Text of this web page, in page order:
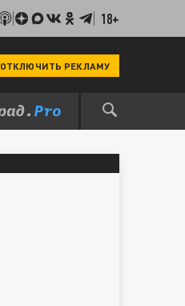
18+
ОТКЛЮЧИТЬ РЕКЛАМУ